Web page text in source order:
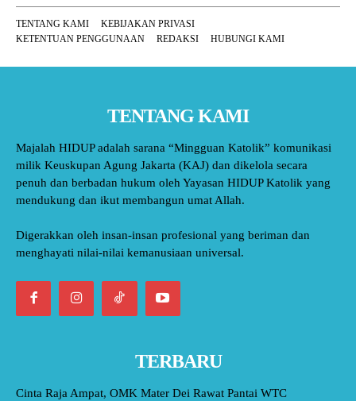
TENTANG KAMI
KEBIJAKAN PRIVASI
KETENTUAN PENGGUNAAN
REDAKSI HUBUNGI KAMI
TENTANG KAMI
Majalah HIDUP adalah sarana “Mingguan Katolik” komunikasi
milik Keuskupan Agung Jakarta (KAJ) dan dikelola secara
penuh dan berbadan hukum oleh Yayasan HIDUP Katolik yang
mendukung dan ikut membangun umat Allah.
Digerakkan oleh insan-insan profesional yang beriman dan
menghayati nilai-nilai kemanusiaan universal.
TERBARU
Cinta Raja Ampat, OMK Mater Dei Rawat Pantai WTC